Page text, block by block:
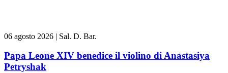
06 agosto 2026 | Sal. D. Bar.
Papa Leone XIV benedice il violino di Anastasiya
Petryshak